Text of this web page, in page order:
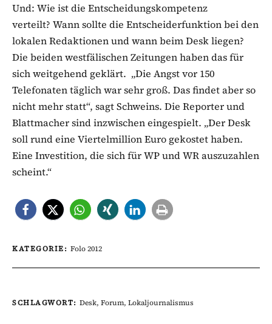
Und: Wie ist die Entscheidungskompetenz
verteilt? Wann sollte die Entscheiderfunktion bei den
lokalen Redaktionen und wann beim Desk liegen?
Die beiden westfälischen Zeitungen haben das für
sich weitgehend geklärt. „Die Angst vor 150
Telefonaten täglich war sehr groß. Das findet aber so
nicht mehr statt“, sagt Schweins. Die Reporter und
Blattmacher sind inzwischen eingespielt. „Der Desk
soll rund eine Viertelmillion Euro gekostet haben.
Eine Investition, die sich für WP und WR auszuzahlen
scheint.“
KATEGORIE: Folo 2012
SCHLAGWORT: Desk, Forum, Lokaljournalismus